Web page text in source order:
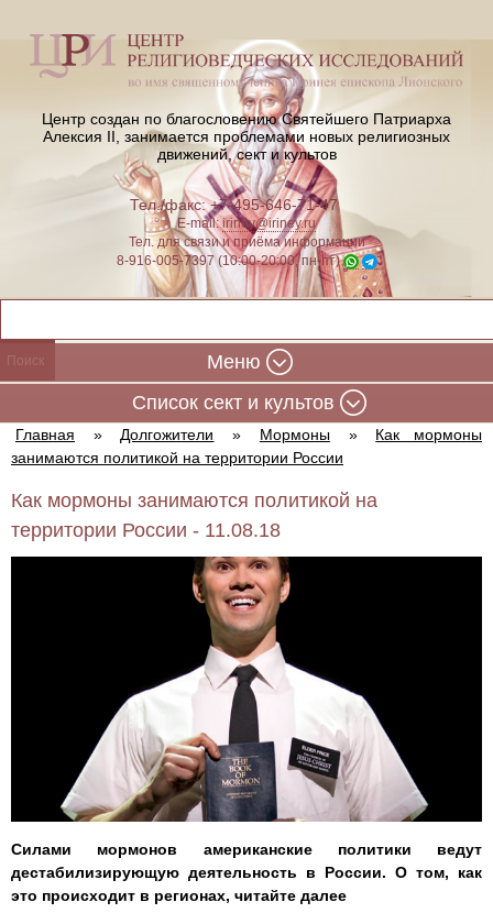
Центр создан по благословению Святейшего Патриарха
Алексия II, занимается проблемами новых религиозных
движений, сект и культов
Тел./факс: +7-495-646-71-47
E-mail:iriney@iriney.ru
Тел. для связи и приёма информации
8-916-005-7397 (10:00-20:00, пн-пт)
Меню
Cписок сект и культов
Главная » Долгожители » Мормоны »
Как мормоны
занимаются политикой на территории России
Как мормоны занимаются политикой на
территории России - 11.08.18
Силами мормонов американские политики ведут
дестабилизирующую деятельность в России. О том, как
это происходит в регионах, читайте далее